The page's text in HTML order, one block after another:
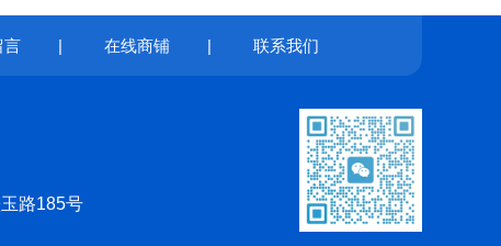
言 | 在线商铺 | 联系我们
玉路185号